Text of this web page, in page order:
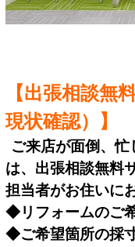
【出張相談無
現状確認）
】
ご来店が面倒、
は、 出張相談無料
担当者がお住いに
◆リフォームのご
◆ご希望箇所の採